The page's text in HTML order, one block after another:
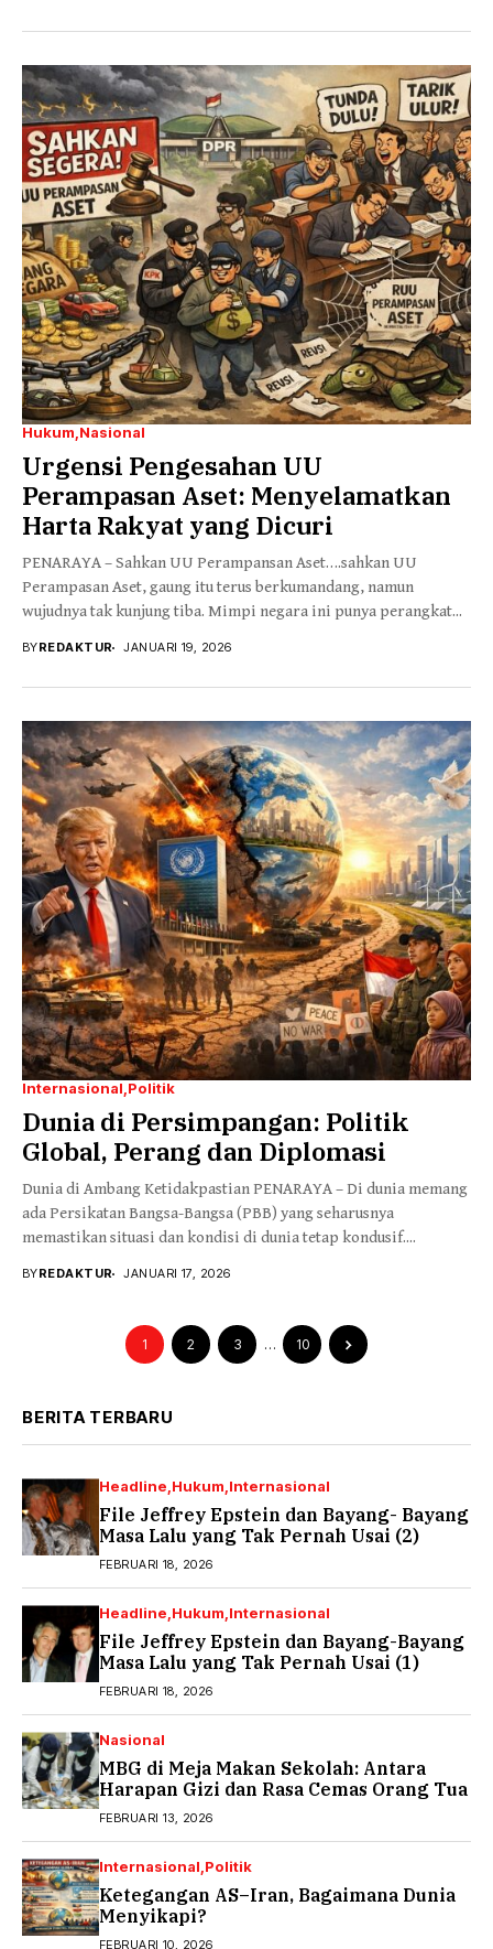
Hukum Nasional
Urgensi Pengesahan UU
Perampasan Aset: Menyelamatkan
Harta Rakyat yang Dicuri
PENARAYA – Sahkan UU Perampansan Aset….sahkan UU
Perampasan Aset, gaung itu terus berkumandang, namun
wujudnya tak kunjung tiba. Mimpi negara ini punya perangkat...
BYREDAKTUR JANUARI 19, 2026
Internasional Politik
Dunia di Persimpangan: Politik
Global, Perang dan Diplomasi
Dunia di Ambang Ketidakpastian PENARAYA – Di dunia memang
ada Persikatan Bangsa-Bangsa (PBB) yang seharusnya
memastikan situasi dan kondisi di dunia tetap kondusif....
BYREDAKTUR JANUARI 17, 2026
1 2 3 … 10
BERITA TERBARU
Headline Hukum Internasional
File Jeffrey Epstein dan Bayang- Bayang
Masa Lalu yang Tak Pernah Usai (2)
FEBRUARI 18, 2026
Headline Hukum Internasional
File Jeffrey Epstein dan Bayang-Bayang
Masa Lalu yang Tak Pernah Usai (1)
FEBRUARI 18, 2026
Nasional
MBG di Meja Makan Sekolah: Antara
Harapan Gizi dan Rasa Cemas Orang Tua
FEBRUARI 13, 2026
Internasional Politik
Ketegangan AS–Iran, Bagaimana Dunia
Menyikapi?
FEBRUARI 10, 2026